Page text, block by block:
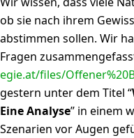
ob sie nach ihrem
abstimmen sollen. Wir
Fragen
egie.at/files/
gestern unter dem Titel “
Eine Analyse” in einem
Szenarien vor Augen